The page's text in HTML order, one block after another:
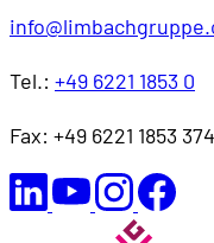
Tel.: +49 6221 1853 0
Fax: +49 6221 1853 374